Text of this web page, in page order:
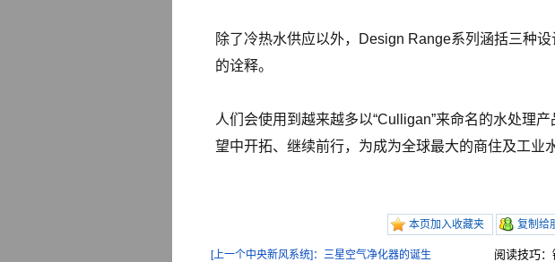
除了冷热水供应以外，Design Range系列涵括三种
的诠释。
人们会使用到越来越多以“Culligan”来命名的水处理
望中开拓、继续前行，为成为全球最大的商住及工业
本页加入收藏夹 复制给
[上一个中央新风系统]：三星空气净化器的诞生 阅读技巧